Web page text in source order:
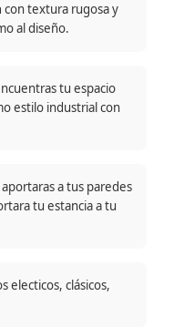
con textura rugosa y
al diseño.
tu espacio
estilo industrial con
aportaras a tus paredes
tu estancia a tu
electicos, clásicos,